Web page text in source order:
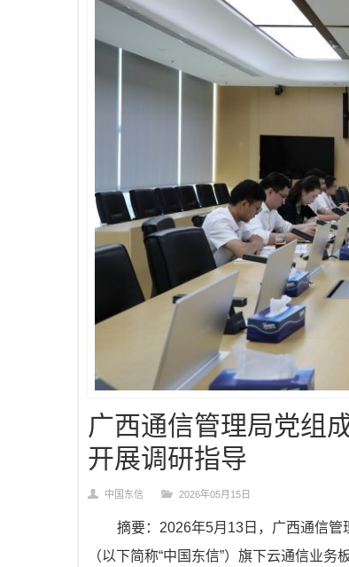
广西通信管理局党组
开展调研指导
中国东信 2026年05月15日
摘要：2026年5月13日，广西通信
（以下简称“中国东信”）旗下云通信业